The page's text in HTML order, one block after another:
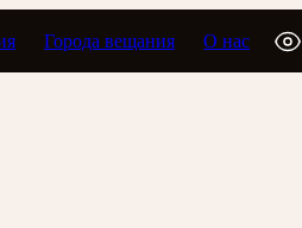
Города вещания О нас